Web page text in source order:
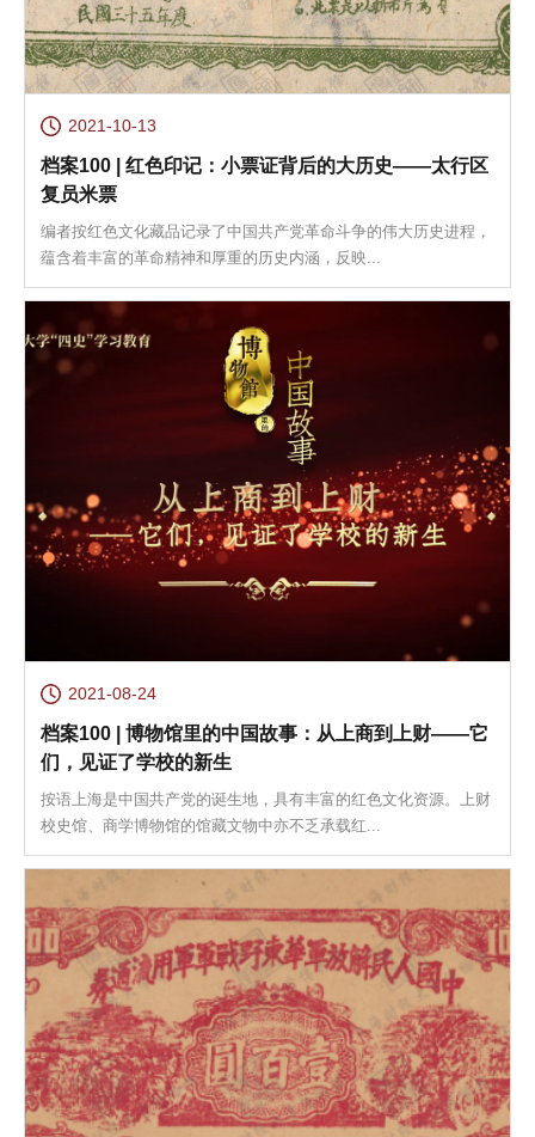
2021-10-13
档案100 | 红色印记：小票证背后的大历史——太行区
复员米票
编者按红色文化藏品记录了中国共产党革命斗争的伟大历史进程，
蕴含着丰富的革命精神和厚重的历史内涵，反映...
2021-08-24
档案100 | 博物馆里的中国故事：从上商到上财——它
们，见证了学校的新生
按语上海是中国共产党的诞生地，具有丰富的红色文化资源。上财
校史馆、商学博物馆的馆藏文物中亦不乏承载红...